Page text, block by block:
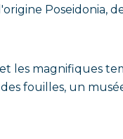
Poseidonia,
les magnifiques
fouilles, un